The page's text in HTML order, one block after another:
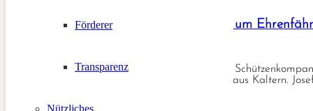
Förderer
Transparenz
Nützliches
Schützenbund trauert um
KALTERN/BOZEN – Die
Ehrenfähnrich Josef Seppi aus Kaltern.